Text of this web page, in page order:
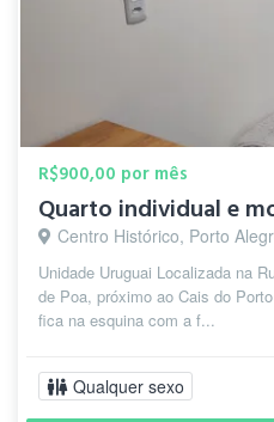
R$900,00 por mês
Quarto individual e
Centro Histórico, Porto
Unidade Uruguai Localizada na
de Poa, próximo ao Cais do
fica na esquina com a f...
Qualquer sexo